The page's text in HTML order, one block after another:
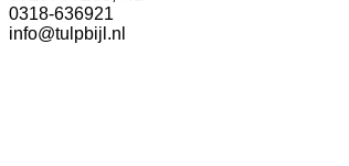
0318-636921
info@tulpbijl.nl